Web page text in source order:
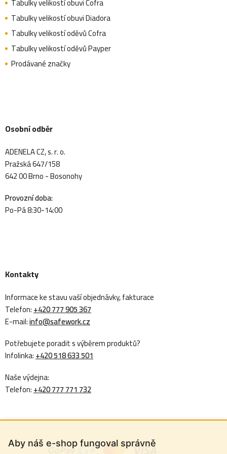
Aby náš e-shop fungoval správně
Tabulky velikostí obuvi Cofra
Tabulky velikostí obuvi Diadora
Tabulky velikostí oděvů Cofra
Tabulky velikostí oděvů Payper
Prodávané značky
Osobní odběr
ADENELA CZ, s. r. o.
Pražská 647/158
642 00 Brno - Bosonohy
Provozní doba:
Po-Pá 8:30-14:00
Kontakty
Informace ke stavu vaší objednávky, fakturace
Telefon:+420 777 905 367
E-mail:info@safework.cz
Potřebujete poradit s výběrem produktů?
Infolinka:+420 518 633 501
Naše výdejna:
Telefon:+420 777 771 732